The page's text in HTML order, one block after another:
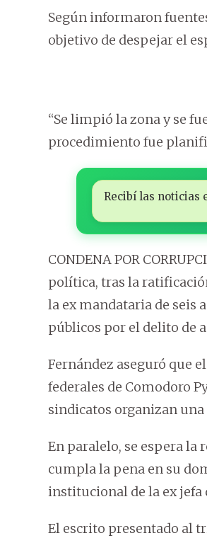
Según informaron
objetivo de despejar el
“Se limpió la zona y se
procedimiento fue
Recibí las noticias
CONDENA POR
política, tras la
la ex mandataria de seis
públicos por el delito de
Fernández aseguró que
federales de Comodoro
sindicatos organizan
En paralelo, se espera la
cumpla la pena en su
institucional de la ex jefa
El escrito presentado al